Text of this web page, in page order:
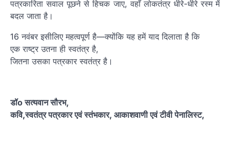
पत्रकारिता सवाल पूछने से हिचक जाए, वहाँ लोकतंत्र धीरे-धीरे रस्म में
बदल जाता है।
16 नवंबर इसीलिए महत्वपूर्ण है—क्योंकि यह हमें याद दिलाता है कि
एक राष्ट्र उतना ही स्वतंत्र है,
जितना उसका पत्रकार स्वतंत्र है।
डॉo सत्यवान सौरभ,
कवि,स्वतंत्र पत्रकार एवं स्तंभकार, आकाशवाणी एवं टीवी पेनालिस्ट,